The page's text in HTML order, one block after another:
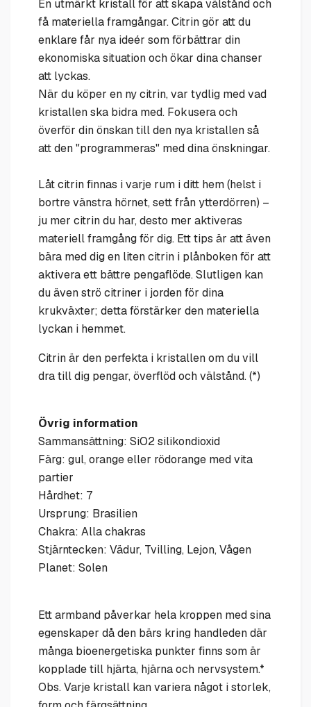
En utmärkt kristall för att skapa välstånd och
få materiella framgångar. Citrin gör att du
enklare får nya ideér som förbättrar din
ekonomiska situation och ökar dina chanser
att lyckas.
När du köper en ny citrin, var tydlig med vad
kristallen ska bidra med. Fokusera och
överför din önskan till den nya kristallen så
att den "programmeras" med dina önskningar.
Låt citrin finnas i varje rum i ditt hem (helst i
bortre vänstra hörnet, sett från ytterdörren) –
ju mer citrin du har, desto mer aktiveras
materiell framgång för dig. Ett tips är att även
bära med dig en liten citrin i plånboken för att
aktivera ett bättre pengaflöde. Slutligen kan
du även strö citriner i jorden för dina
krukväxter; detta förstärker den materiella
lyckan i hemmet.
Citrin är den perfekta i kristallen om du vill
dra till dig pengar, överflöd och välstånd. (*)
Övrig information
Sammansättning: SiO2 silikondioxid
Färg: gul, orange eller rödorange med vita
partier
Hårdhet: 7
Ursprung: Brasilien
Chakra: Alla chakras
Stjärntecken: Vädur, Tvilling, Lejon, Vågen
Planet: Solen
Ett armband påverkar hela kroppen med sina
egenskaper då den bärs kring handleden där
många bioenergetiska punkter finns som är
kopplade till hjärta, hjärna och nervsystem.*
Obs. Varje kristall kan variera något i storlek,